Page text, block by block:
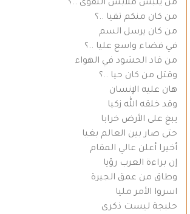
من يلبس ملابس التقوى ..؟
من كان منكم تقيا ..؟
من كان يرسل السم
في فضاء واسع عليا ..؟
من قاد الحشود في الهواء
وقتل من كان حيا ..؟
هان عليه الإنسان
وقد خلقه الله زكيا
يبغ على الأرض خرابا
حتى صار بين العالم بغيا
أخيرا أعلن عالي المقام
إن براءة العرب رؤيا
وطاق من عمق الجيرة
اسروا الأمر مليا
حلبجة ليست ذكرى